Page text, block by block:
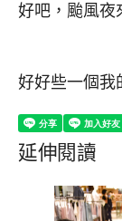
好吧，颱風夜
好好些一個我
延伸閱讀